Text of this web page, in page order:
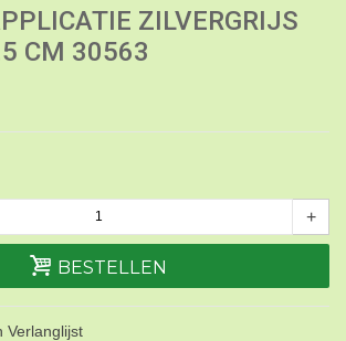
ZILVERGRIJS
CM 30563
+
BESTELLEN
Verlanglijst